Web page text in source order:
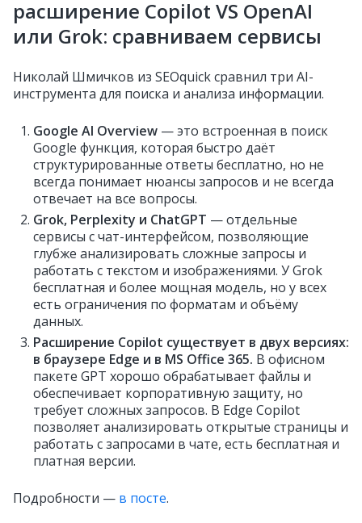
расширение Copilot VS OpenAI
или Grok: сравниваем сервисы
Николай Шмичков из SEOquick сравнил три AI-
инструмента для поиска и анализа информации.
Google AI Overview — это встроенная в поиск
Google функция, которая быстро даёт
структурированные ответы бесплатно, но не
всегда понимает нюансы запросов и не всегда
отвечает на все вопросы.
Grok, Perplexity и ChatGPT — отдельные
сервисы с чат-интерфейсом, позволяющие
глубже анализировать сложные запросы и
работать с текстом и изображениями. У Grok
бесплатная и более мощная модель, но у всех
есть ограничения по форматам и объёму
данных.
Расширение Copilot существует в двух версиях:
в браузере Edge и в MS Office 365. В офисном
пакете GPT хорошо обрабатывает файлы и
обеспечивает корпоративную защиту, но
требует сложных запросов. В Edge Copilot
позволяет анализировать открытые страницы и
работать с запросами в чате, есть бесплатная и
платная версии.
Подробности — в посте.